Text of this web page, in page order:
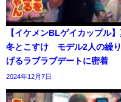
【イケメンBLゲイカップル
冬とこすけ モデル2人の繰
げるラブラブデートに密着
2024年12月7日